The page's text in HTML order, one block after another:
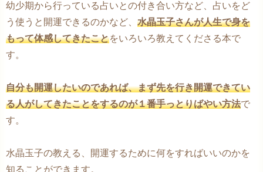
幼少期から行っている占いとの付き合い方など、占いをど
う使うと開運できるのかなど、 水晶玉子さんが人生で身を
もって体感してきたことをいろいろ教えてくださる本で
す。
自分も開運したいのであれば、まず先を行き開運できてい
る人がしてきたことをするのが１番手っとりばやい方法で
す。
水晶玉子の教える、開運するために何をすればいいのかを
知ることができます。